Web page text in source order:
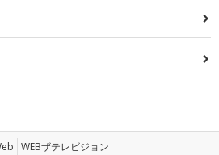
WEBザテレビジョン